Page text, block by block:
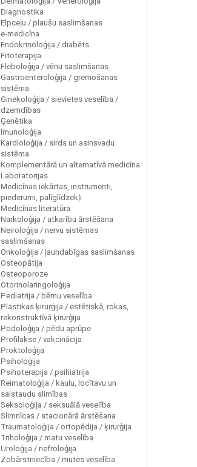
Diagnostika
Elpceļu / plaušu saslimšanas
e-medicīna
Endokrinoloģija / diabēts
Fitoterapija
Fleboloģija / vēnu saslimšanas
Gastroenteroloģija / gremošanas
sistēma
Ginekoloģija / sievietes veselība /
dzemdības
Ģenētika
Imunoloģija
Kardioloģija / sirds un asinsvadu
sistēma
Komplementārā un alternatīvā medicīna
Laboratorijas
Medicīnas iekārtas, instrumenti,
piederumi, palīglīdzekļi
Medicīnas literatūra
Narkoloģija / atkarību ārstēšana
Neiroloģija / nervu sistēmas
saslimšanas
Onkoloģija / ļaundabīgas saslimšanas
Osteopātija
Osteoporoze
Otorinolaringoloģija
Pediatrija / bērnu veselība
Plastikas ķirurģija / estētiskā, rokas,
rekonstruktīvā ķirurģija
Podoloģija / pēdu aprūpe
Profilakse / vakcinācija
Proktoloģija
Psiholoģija
Psihoterapija / psihiatrija
Reimatoloģija / kaulu, locītavu un
saistaudu slimības
Seksoloģija / seksuālā veselība
Slimnīcas / stacionārā ārstēšana
Traumatoloģija / ortopēdija / ķirurģija
Triholoģija / matu veselība
Uroloģija / nefroloģija
Zobārstniecība / mutes veselība